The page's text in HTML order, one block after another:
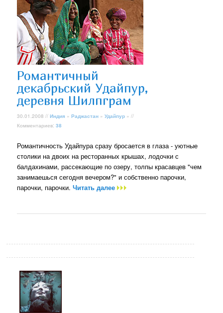
Романтичный
декабрьский Удайпур,
деревня Шилпграм
30.01.2008 //Индия »Раджастан »Удайпур » //
Комментариев:38
Романтичность Удайпура сразу бросается в глаза - уютные
столики на двоих на ресторанных крышах, лодочки с
балдахинами, рассекающие по озеру, толпы красавцев "чем
занимаешься сегодня вечером?" и собственно парочки,
парочки, парочки.Читать далее